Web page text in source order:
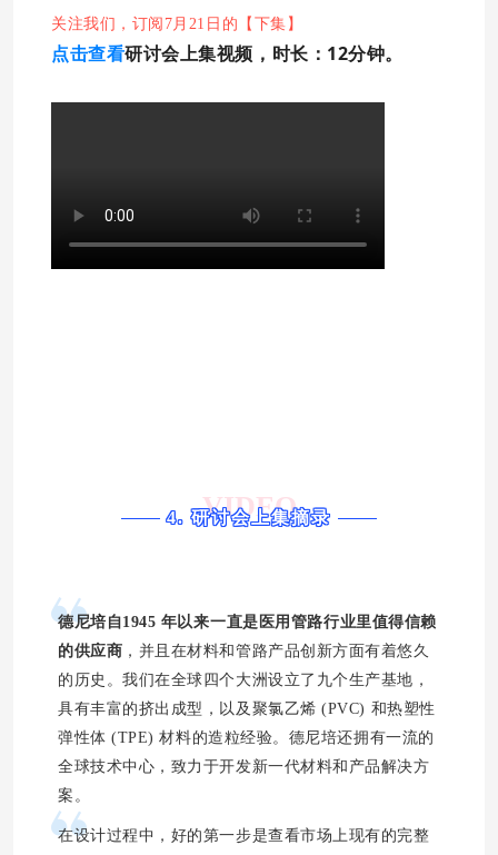
关注我们，订阅7月21日的【下集】
点击查看研讨会上集视频，时长：12分钟。
VIDEO
4. 研讨会上集摘录
德尼培自 1945 年以来一直是医用管路行业里值得信赖
的供应商 ，并且在材料和管路产品创新方面有着悠久
的历史。我们在全球四个大洲设立了九个生产基地，
具有丰富的挤出成型，以及聚氯乙烯 (PVC) 和热塑性
弹性体 (TPE) 材料的造粒经验。德尼培还拥有一流的
全球技术中心，致力于开发新一代材料和产品解决方
案。
在设计过程中，好的第一步是查看市场上现有的完整